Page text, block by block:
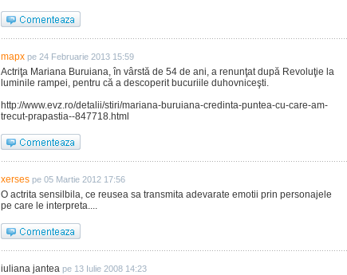
mapx pe 24 Februarie 2013 15:59
Actriţa Mariana Buruiana, în vârstă de 54 de ani, a renunţat după Revoluţie la
luminile rampei, pentru că a descoperit bucuriile duhovniceşti.
http://www.evz.ro/detalii/stiri/mariana-buruiana-credinta-puntea-cu-care-am-
trecut-prapastia--847718.html
xerses pe 05 Martie 2012 17:56
O actrita sensilbila, ce reusea sa transmita adevarate emotii prin personajele
pe care le interpreta....
iuliana jantea pe 13 Iulie 2008 14:23